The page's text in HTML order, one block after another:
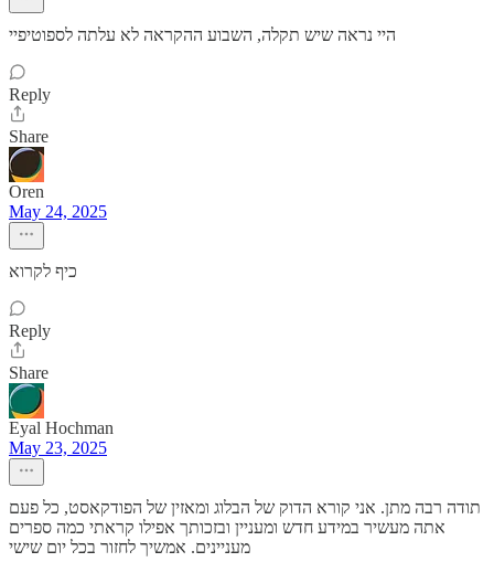
היי נראה שיש תקלה, השבוע ההקראה לא עלתה לספוטיפיי
Reply
Share
Oren
May 24, 2025
כיף לקרוא
Reply
Share
Eyal Hochman
May 23, 2025
תודה רבה מתן. אני קורא הדוק של הבלוג ומאזין של הפודקאסט, כל פעם
אתה מעשיר במידע חדש ומעניין ובזכותך אפילו קראתי כמה ספרים
מעניינים. אמשיך לחזור בכל יום שישי